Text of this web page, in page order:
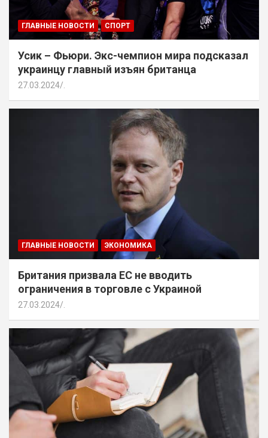
ГЛАВНЫЕ НОВОСТИ СПОРТ
Усик – Фьюри. Экс-чемпион мира подсказал
украинцу главный изъян британца
27.03.2024 .
ГЛАВНЫЕ НОВОСТИ ЭКОНОМИКА
Британия призвала ЕС не вводить
ограничения в торговле с Украиной
27.03.2024